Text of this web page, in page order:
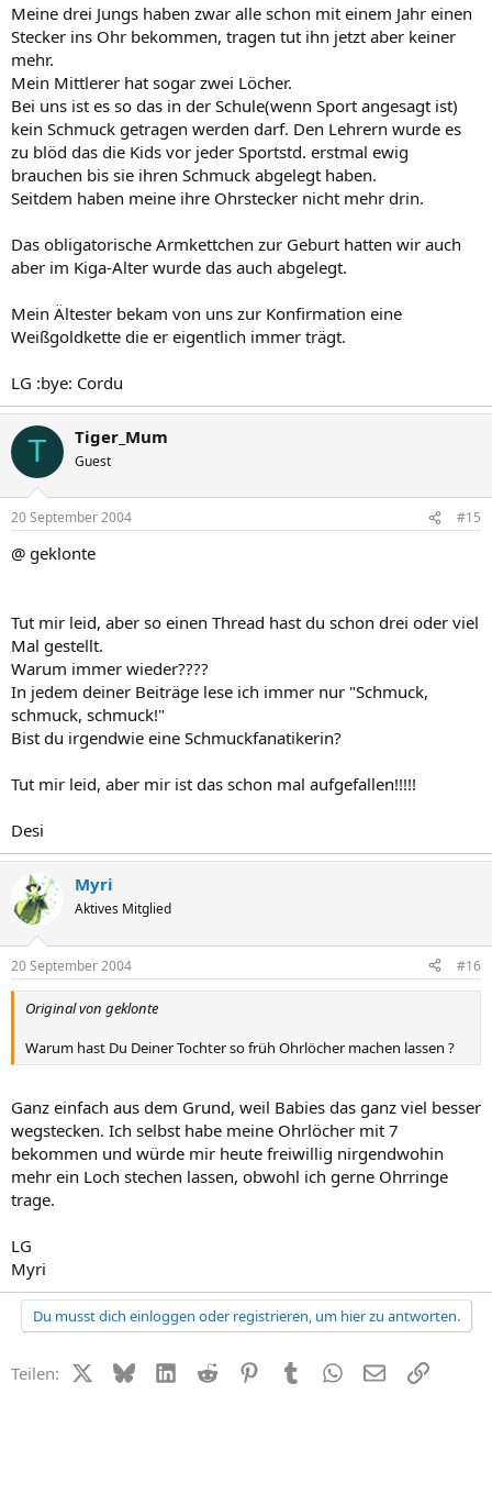
Meine drei Jungs haben zwar alle schon mit einem Jahr einen
Stecker ins Ohr bekommen, tragen tut ihn jetzt aber keiner
mehr.
Mein Mittlerer hat sogar zwei Löcher.
Bei uns ist es so das in der Schule(wenn Sport angesagt ist)
kein Schmuck getragen werden darf. Den Lehrern wurde es
zu blöd das die Kids vor jeder Sportstd. erstmal ewig
brauchen bis sie ihren Schmuck abgelegt haben.
Seitdem haben meine ihre Ohrstecker nicht mehr drin.
Das obligatorische Armkettchen zur Geburt hatten wir auch
aber im Kiga-Alter wurde das auch abgelegt.
Mein Ältester bekam von uns zur Konfirmation eine
Weißgoldkette die er eigentlich immer trägt.
LG :bye: Cordu
T Tiger_Mum
Guest
20 September 2004 #15
@ geklonte
Tut mir leid, aber so einen Thread hast du schon drei oder viel
Mal gestellt.
Warum immer wieder????
In jedem deiner Beiträge lese ich immer nur "Schmuck,
schmuck, schmuck!"
Bist du irgendwie eine Schmuckfanatikerin?
Tut mir leid, aber mir ist das schon mal aufgefallen!!!!!
Desi
Myri
Aktives Mitglied
20 September 2004 #16
Original von geklonte
Warum hast Du Deiner Tochter so früh Ohrlöcher machen lassen ?
Ganz einfach aus dem Grund, weil Babies das ganz viel besser
wegstecken. Ich selbst habe meine Ohrlöcher mit 7
bekommen und würde mir heute freiwillig nirgendwohin
mehr ein Loch stechen lassen, obwohl ich gerne Ohrringe
trage.
LG
Myri
Du musst dich einloggen oder registrieren, um hier zu antworten.
Teilen: X (Twitter)
BlueskyLinkedIn
Reddit PinterestTumblr WhatsApp
E-MailLink